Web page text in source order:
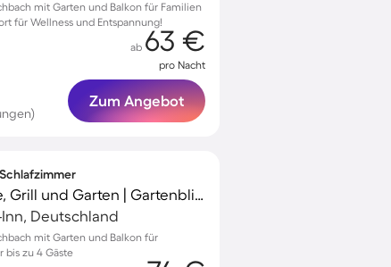
mit Garten und Balkon für Familien
für Wellness und Entspannung!
ab 63 €
pro Nacht
Zum Angebot
Apartment mit Terrasse, Grill und Garten | Gartenblick
Deutschland
mit Garten und Balkon für
bis zu 4 Gäste